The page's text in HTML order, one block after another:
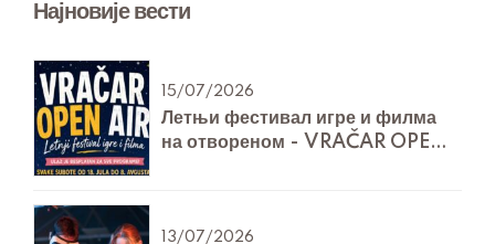
Најновије вести
15/07/2026
Летњи фестивал игре и филма
на отвореном - VRAČAR OPEN
13/07/2026